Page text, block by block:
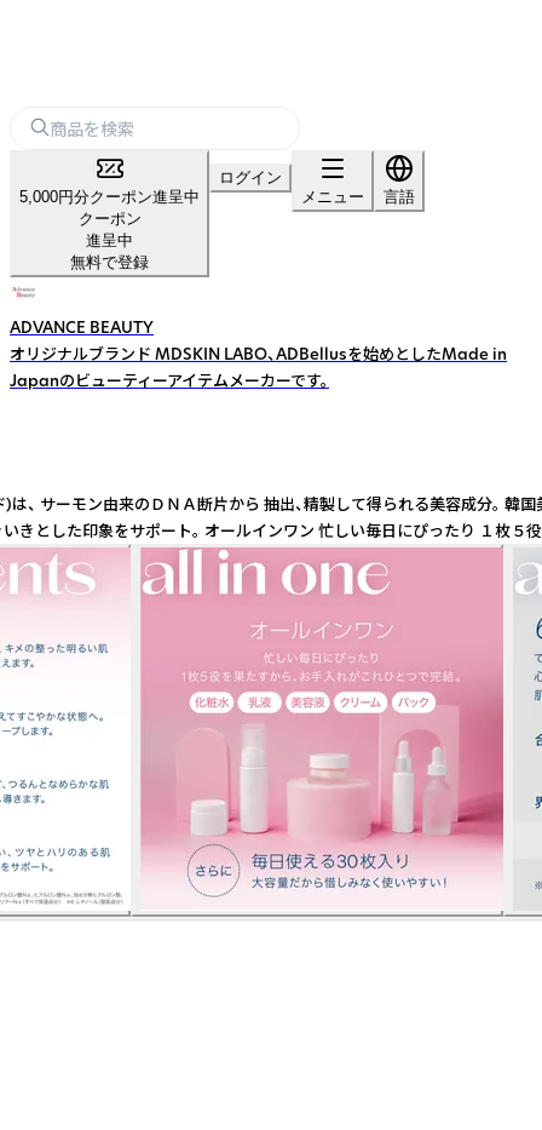
5,000円分クーポン進呈中
クーポン
進呈中
無料で登録
ログイン
メニュー
言語
ADVANCE BEAUTY
オリジナルブランド MDSKIN LABO、ADBellusを始めとしたMade in
Japanのビューティーアイテムメーカーです。
ーモン由来のＤＮＡ断片から 抽出、精製して得られる美容成分
きとした印象をサポート。 オールインワン 忙しい毎日にぴった